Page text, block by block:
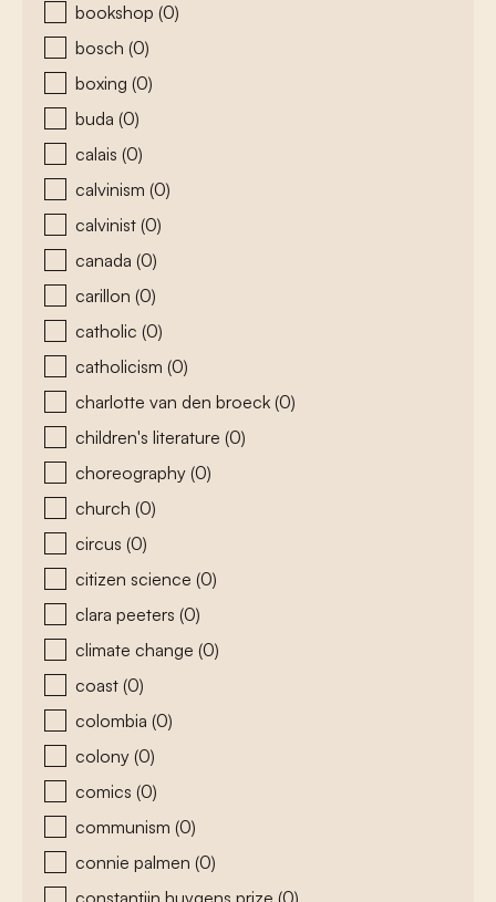
bookshop (0)
bosch (0)
boxing (0)
buda (0)
calais (0)
calvinism (0)
calvinist (0)
canada (0)
carillon (0)
catholic (0)
catholicism (0)
charlotte van den broeck (0)
children's literature (0)
choreography (0)
church (0)
circus (0)
citizen science (0)
clara peeters (0)
climate change (0)
coast (0)
colombia (0)
colony (0)
comics (0)
communism (0)
connie palmen (0)
constantijn huygens prize (0)